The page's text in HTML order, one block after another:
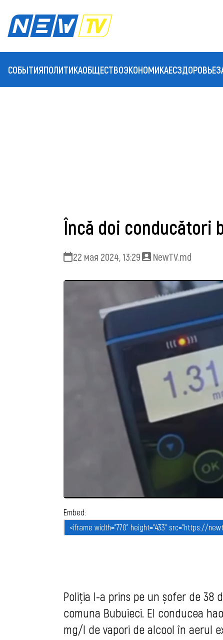
СОБЫТИЯПОЛИТИКАОБЩЕСТВОЭКОНОМИКАЕСЗДОРОВЬЕ
Încă doi conducători
22 мая 2024, 13:29 NewTV.md
Embed:
Poliția l-a prins pe un șofer de 38
comuna Bubuieci. El conducea
mg/l de vapori de alcool în aerul